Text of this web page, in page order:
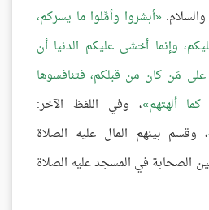
والسلام: أبشروا وأمِّلوا ما يسركم،
وإنما أخشى عليكم الدنيا أن
مَن كان من قبلكم، فتنافسوها
ألهتهم ، وفي اللفظ الآخر:
، وقسم بينهم المال عليه الصلاة
الصحابة في المسجد عليه الصلاة